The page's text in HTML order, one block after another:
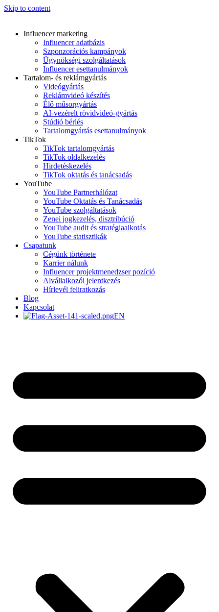
Skip to content
Influencer marketing
Influencer adatbázis
Szponzorációs kampányok
Ügynökségi szolgáltatások
Influencer esettanulmányok
Tartalom- és reklámgyártás
Videógyártás
Reklámvideó készítés
Élő műsorgyártás
AI-vezérelt rövidvideó-gyártás
Stúdió bérlés
Tartalomgyártás esettanulmányok
TikTok
TikTok tartalomgyártás
TikTok oldalkezelés
Hirdetéskezelés
TikTok oktatás és tanácsadás
YouTube
YouTube Partnerhálózat
YouTube Oktatás és Tanácsadás
YouTube szolgáltatások
Zenei jogkezelés, disztribúció
YouTube audit és stratégiaalkotás
YouTube statisztikák
Csapatunk
Cégünk története
Karrier nálunk
Influencer projektmenedzser pozíció
Alvállalkozói jelentkezés
Hírlevél feliratkozás
Blog
Kapcsolat
EN